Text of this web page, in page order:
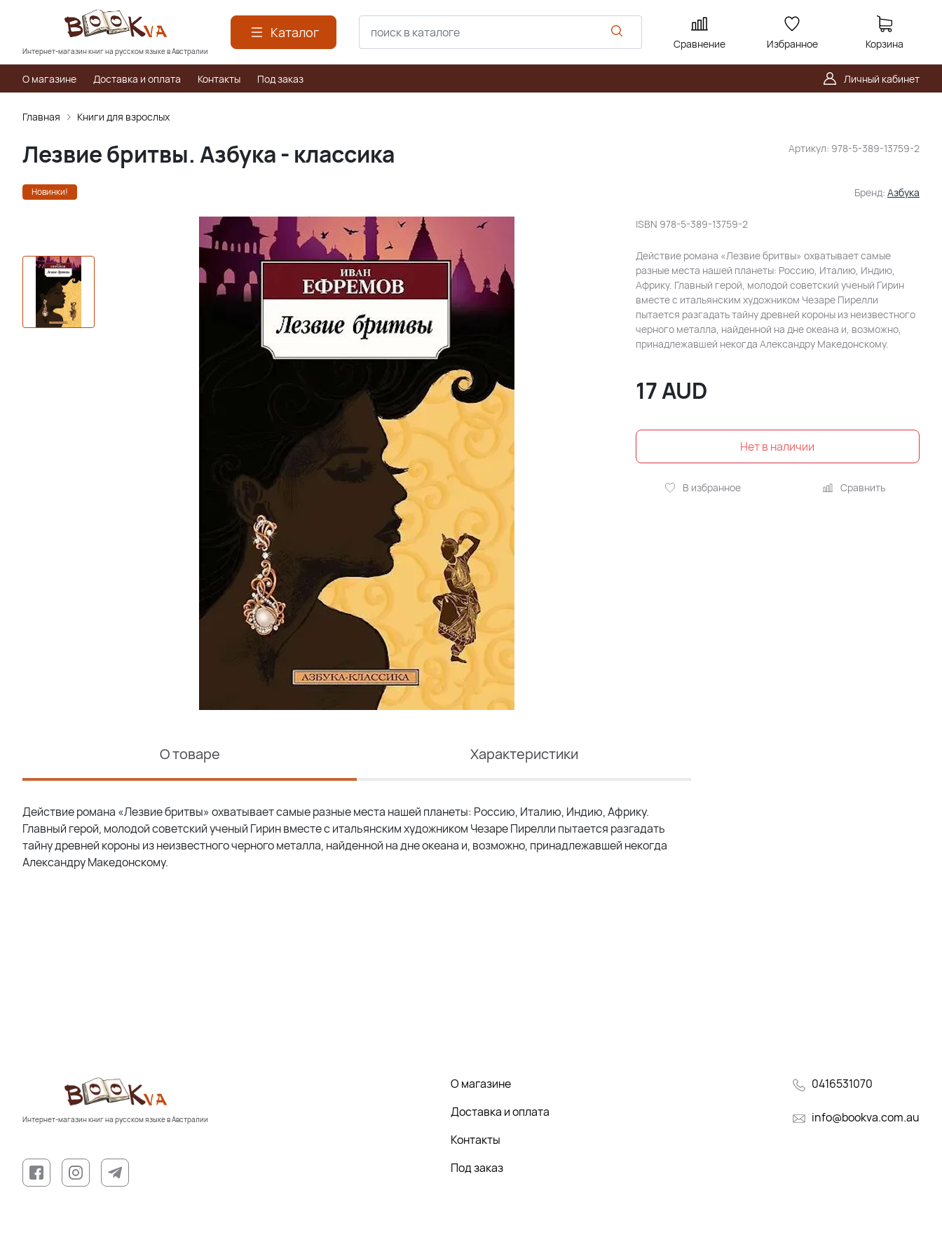
Интернет-магазин книг на русском языке в Австралии
Каталог
Сравнение Избранное Корзина
О магазине Доставка и оплата Контакты Под заказ Личный кабинет
Главная Книги для взрослых
Артикул: 978-5-389-13759-2
Бренд: Азбука
Лезвие бритвы. Азбука - классика
Новинки!
ISBN 978-5-389-13759-2
Действие романа «Лезвие бритвы» охватывает самые
разные места нашей планеты: Россию, Италию, Индию,
Африку. Главный герой, молодой советский ученый Гирин
вместе с итальянским художником Чезаре Пирелли
пытается разгадать тайну древней короны из неизвестного
черного металла, найденной на дне океана и, возможно,
принадлежавшей некогда Александру Македонскому.
17AUD
В избранное Сравнить
О товаре Характеристики
Действие романа «Лезвие бритвы» охватывает самые разные места нашей планеты: Россию, Италию, Индию, Африку.
Главный герой, молодой советский ученый Гирин вместе с итальянским художником Чезаре Пирелли пытается разгадать
тайну древней короны из неизвестного черного металла, найденной на дне океана и, возможно, принадлежавшей некогда
Александру Македонскому.
Интернет-магазин книг на русском языке в Австралии
О магазине
Доставка и оплата
Контакты
Под заказ
0416531070
info@bookva.com.au